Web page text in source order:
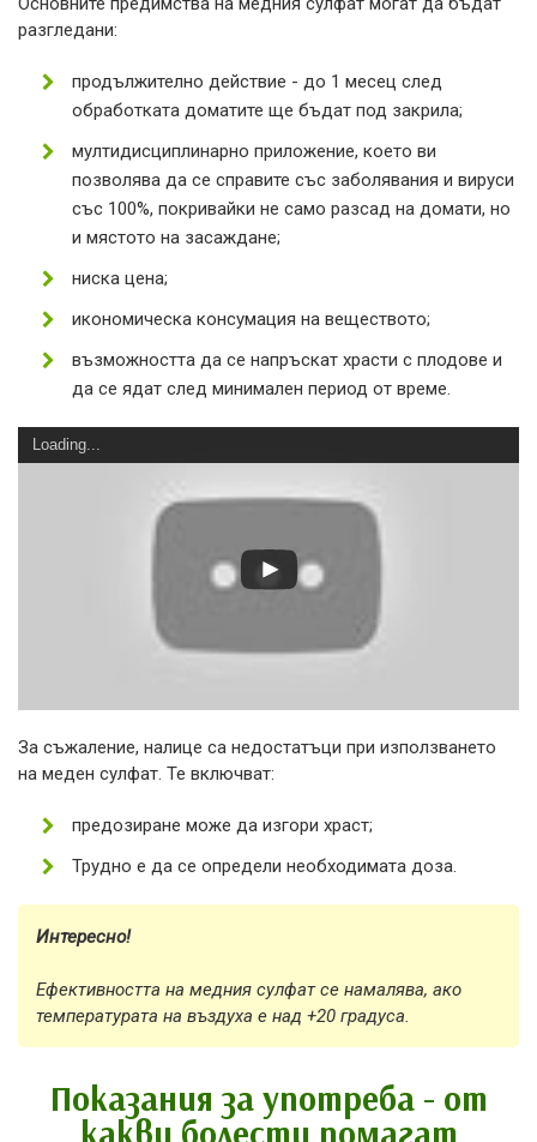
разгледани:
продължително действие - до 1 месец след
обработката доматите ще бъдат под закрила;
мултидисциплинарно приложение, което ви
позволява да се справите със заболявания и вируси
със 100%, покривайки не само разсад на домати, но
и мястото на засаждане;
ниска цена;
икономическа консумация на веществото;
възможността да се напръскат храсти с плодове и
да се ядат след минимален период от време.
Loading...
За съжаление, налице са недостатъци при използването
на меден сулфат. Те включват:
предозиране може да изгори храст;
Трудно е да се определи необходимата доза.
Интересно!
Ефективността на медния сулфат се намалява, ако
температурата на въздуха е над +20 градуса.
Показания за употреба - от
какви болести помагат